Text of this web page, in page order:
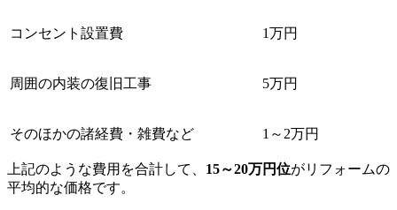
コンセント設置費 1万円
周囲の内装の復旧工事 5万円
そのほかの諸経費・雑費など 1～2万円
上記のような費用を合計して、 15～20万円位がリフォームの
平均的な価格です。